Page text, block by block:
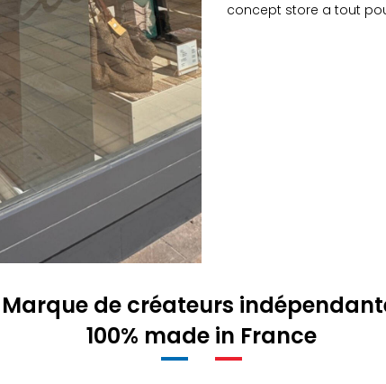
concept store a tout
Marque de créateurs
100% made in France